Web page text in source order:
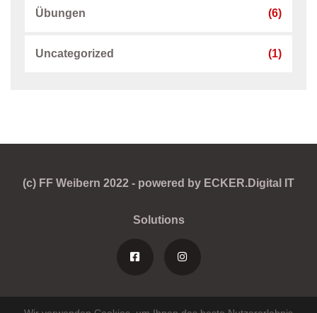
Übungen (6)
Uncategorized (1)
(c) FF Weibern 2022 - powered by ECKER.Digital IT
Solutions